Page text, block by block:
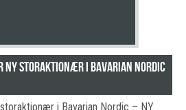
ny storaktionær i Bavarian Nordic
i Bavarian Nordic – NY